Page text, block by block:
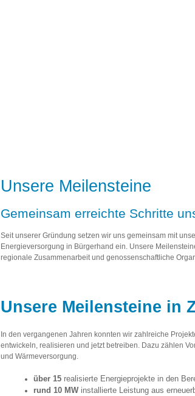
Unsere Meilensteine
Gemeinsam erreichte Schritte
Seit unserer Gründung setzen wir uns gemeinsam mit
Energieversorgung in Bürgerhand ein. Unsere
regionale Zusammenarbeit und genossenschaftliche
Unsere Meilensteine in
In den vergangenen Jahren konnten wir zahlreiche
entwickeln, realisieren und jetzt betreiben. Dazu zählen
und Wärmeversorgung.
über 15 realisierte Energieprojekte in den
rund 10 MW installierte Leistung aus